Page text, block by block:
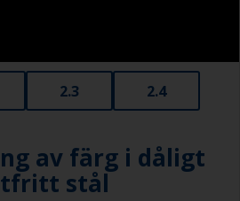
2.3 2.4
av färg i dåligt
stål